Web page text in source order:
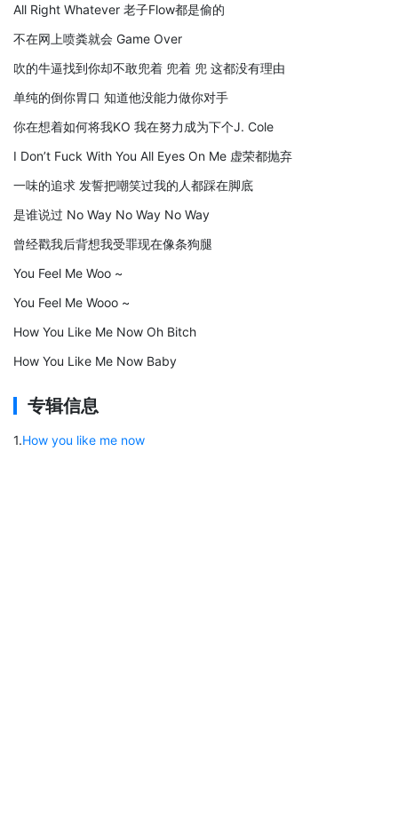
All Right Whatever 老子Flow都是偷的
不在网上喷粪就会 Game Over
吹的牛逼找到你却不敢兜着 兜着 兜 这都没有理由
单纯的倒你胃口 知道他没能力做你对手
你在想着如何将我KO 我在努力成为下个J. Cole
I Don’t Fuck With You All Eyes On Me 虚荣都抛弃
一味的追求 发誓把嘲笑过我的人都踩在脚底
是谁说过 No Way No Way No Way
曾经戳我后背想我受罪现在像条狗腿
You Feel Me Woo ~
You Feel Me Wooo ~
How You Like Me Now Oh Bitch
How You Like Me Now Baby
专辑信息
1.How you like me now